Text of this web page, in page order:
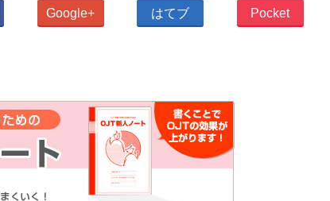
Google+ はてブ Pocket